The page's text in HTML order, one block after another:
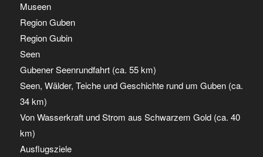
Museen
Region Guben
Region Gubin
Seen
Gubener Seenrundfahrt (ca. 55 km)
Seen, Wälder, Teiche und Geschichte rund um Guben (ca.
34 km)
Von Wasserkraft und Strom aus Schwarzem Gold (ca. 40
km)
Ausflugsziele